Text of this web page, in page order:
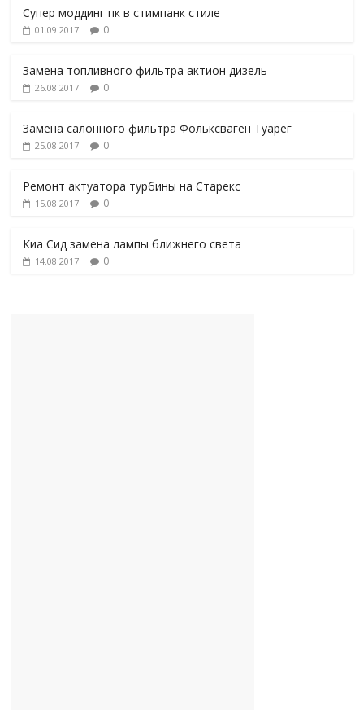
Супер моддинг пк в стимпанк стиле
01.09.2017 0
Замена топливного фильтра актион дизель
26.08.2017 0
Замена салонного фильтра Фольксваген Туарег
25.08.2017 0
Ремонт актуатора турбины на Старекс
15.08.2017 0
Киа Сид замена лампы ближнего света
14.08.2017 0